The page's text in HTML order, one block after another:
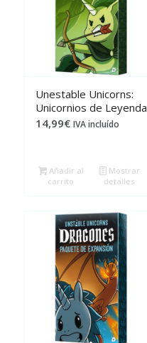
Unestable Unicorns:
Unicornios de Leyenda
14,99€ IVA incluído
Añadir al
carrito
Mostrar
detalles